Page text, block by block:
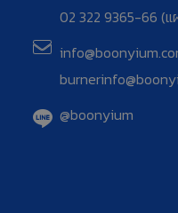
02 322 9365-66 (
@boonyium